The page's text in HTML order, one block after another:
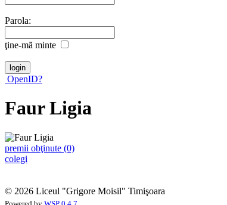
Parola:
ţine-mã minte
OpenID?
Faur Ligia
premii obţinute (0)
colegi
© 2026 Liceul "Grigore Moisil" Timişoara